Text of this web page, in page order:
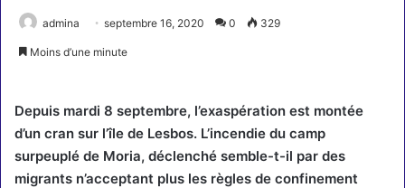
admina septembre 16, 2020 0 329
Moins d’une minute
Depuis mardi 8 septembre, l’exaspération est montée
d’un cran sur l’île de Lesbos. L’incendie du camp
surpeuplé de Moria, déclenché semble-t-il par des
migrants n’acceptant plus les règles de confinement